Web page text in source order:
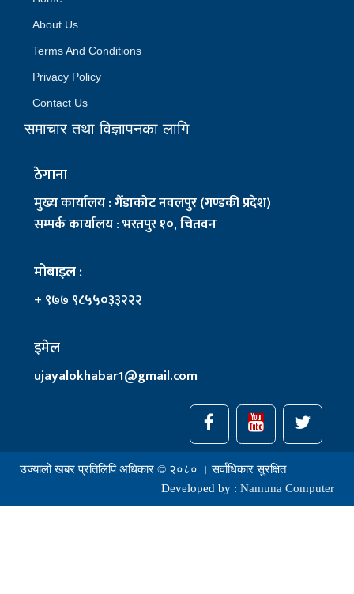
About Us
Terms And Conditions
Privacy Policy
Contact Us
समाचार तथा विज्ञापनका लागि
ठेगाना
मुख्य कार्यालय : गैँडाकोट नवलपुर (गण्डकी प्रदेश)
सम्पर्क कार्यालय : भरतपुर १०, चितवन
मोबाइल :
+ ९७७ ९८५५०३३२२२
इमेल
ujayalokhabar1@gmail.com
उज्यालो खबर प्रतिलिपि अधिकार © २०८० । सर्वाधिकार सुरक्षित
Developed by : Namuna Computer